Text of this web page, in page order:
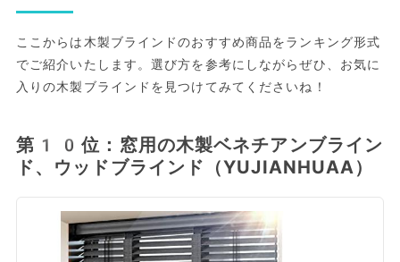
ここからは木製ブラインドのおすすめ商品をランキング形式
でご紹介いたします。選び方を参考にしながらぜひ、お気に
入りの木製ブラインドを見つけてみてくださいね！
第10位：窓用の木製ベネチアンブライン
ド、ウッドブラインド（YUJIANHUAA）